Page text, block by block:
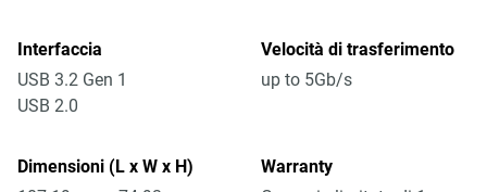
Interfaccia
USB 3.2 Gen 1
USB 2.0
Velocità di trasferimento
up to 5Gb/s
Dimensioni (L x W x H)
Warranty